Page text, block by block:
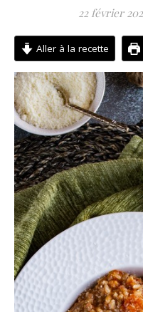
22 février
Aller à la recette